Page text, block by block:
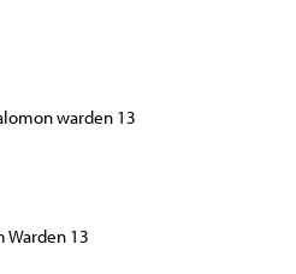
warden 13
Warden 13